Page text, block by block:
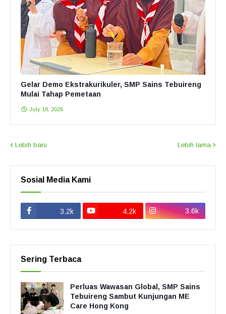
Gelar Demo Ekstrakurikuler, SMP Sains Tebuireng
Mulai Tahap Pemetaan
July 18, 2026
Lebih baru Lebih lama
Sosial Media Kami
3.2k 4.2k 3.6k
Sering Terbaca
Perluas Wawasan Global, SMP Sains
Tebuireng Sambut Kunjungan ME
Care Hong Kong